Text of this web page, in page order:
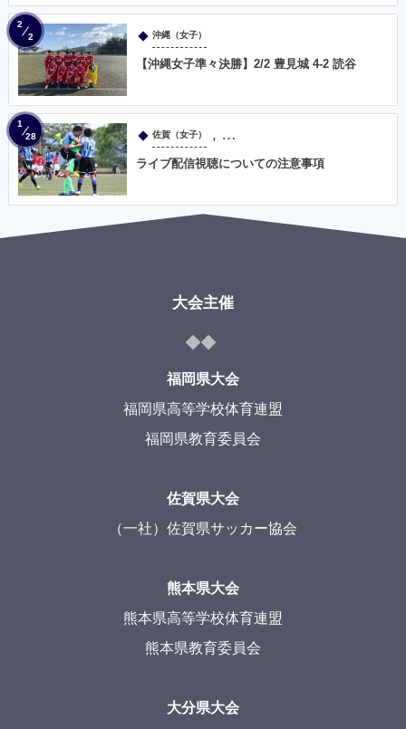
沖縄（女子）
【沖縄女子準々決勝】2/2 豊見城 4-2 読谷
2
2
佐賀（女子） , …
ライブ配信視聴についての注意事項
1
28
大会主催
福岡県大会
福岡県高等学校体育連盟
福岡県教育委員会
佐賀県大会
（一社）佐賀県サッカー協会
熊本県大会
熊本県高等学校体育連盟
熊本県教育委員会
大分県大会